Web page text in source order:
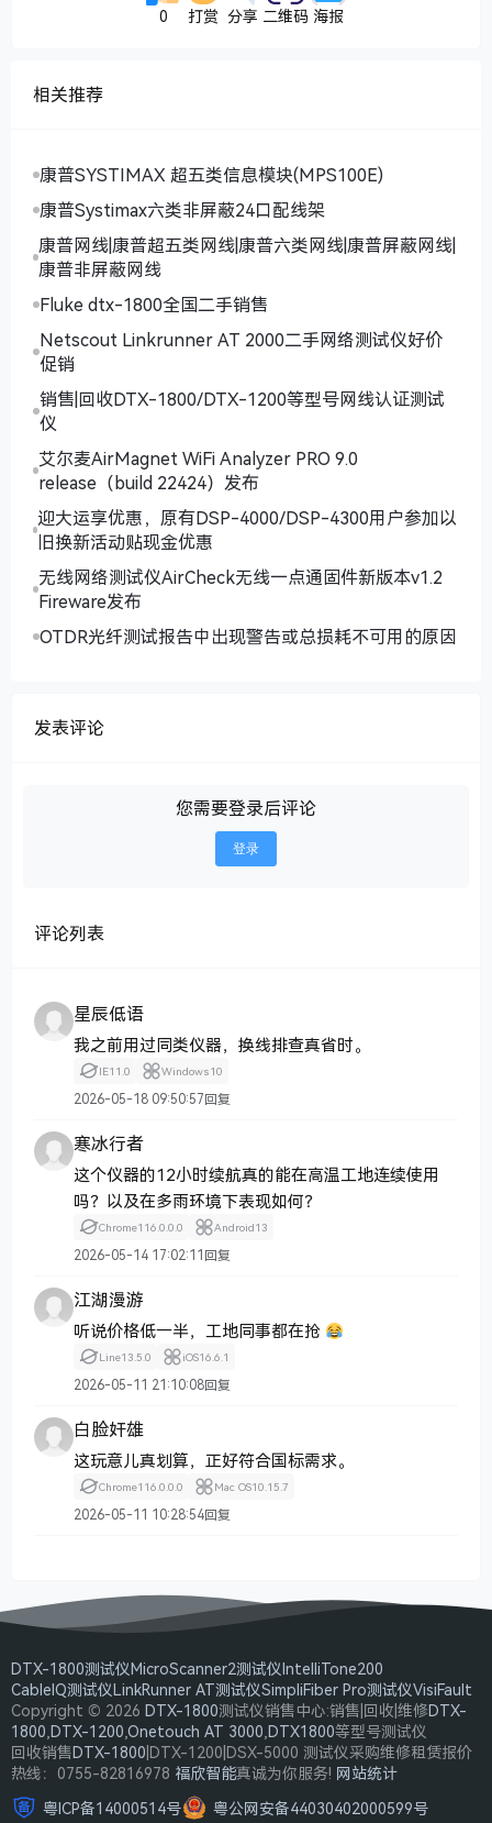
0 打赏 分享 二维码 海报
相关推荐
康普SYSTIMAX 超五类信息模块(MPS100E)
康普Systimax六类非屏蔽24口配线架
康普网线|康普超五类网线|康普六类网线|康普屏蔽网线|
康普非屏蔽网线
Fluke dtx-1800全国二手销售
Netscout Linkrunner AT 2000二手网络测试仪好价
促销
销售|回收DTX-1800/DTX-1200等型号网线认证测试
仪
艾尔麦AirMagnet WiFi Analyzer PRO 9.0
release（build 22424）发布
迎大运享优惠，原有DSP-4000/DSP-4300用户参加以
旧换新活动贴现金优惠
无线网络测试仪AirCheck无线一点通固件新版本v1.2
Fireware发布
OTDR光纤测试报告中出现警告或总损耗不可用的原因
发表评论
您需要登录后评论
登录
评论列表
星辰低语
我之前用过同类仪器，换线排查真省时。
IE11.0 Windows10
2026-05-18 09:50:57回复
寒冰行者
这个仪器的12小时续航真的能在高温工地连续使用
吗？以及在多雨环境下表现如何？
Chrome116.0.0.0 Android13
2026-05-14 17:02:11回复
江湖漫游
听说价格低一半，工地同事都在抢
Line13.5.0 iOS16.6.1
2026-05-11 21:10:08回复
白脸奸雄
这玩意儿真划算，正好符合国标需求。
Chrome116.0.0.0 Mac OS10.15.7
2026-05-11 10:28:54回复
DTX-1800测试仪MicroScanner2测试仪IntelliTone200
CableIQ测试仪LinkRunner AT测试仪SimpliFiber Pro测试仪VisiFault
Copyright © 2026 DTX-1800测试仪销售中心:销售|回收|维修DTX-
1800,DTX-1200,Onetouch AT 3000,DTX1800等型号测试仪
回收销售DTX-1800|DTX-1200|DSX-5000 测试仪采购维修租赁报价
热线：0755-82816978 福欣智能真诚为你服务! 网站统计
粤ICP备14000514号
粤公网安备44030402000599号